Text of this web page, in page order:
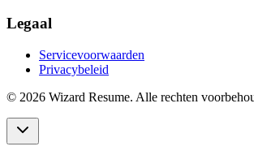
Legaal
Servicevoorwaarden
Privacybeleid
© 2026 Wizard Resume. Alle rechten